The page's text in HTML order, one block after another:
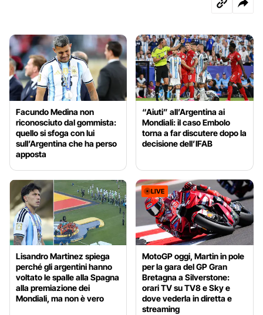
Facundo Medina non
riconosciuto dal gommista:
quello si sfoga con lui
sull’Argentina che ha perso
apposta
“Aiuti” all’Argentina ai
Mondiali: il caso Embolo
torna a far discutere dopo la
decisione dell’IFAB
Lisandro Martinez spiega
perché gli argentini hanno
voltato le spalle alla Spagna
alla premiazione dei
Mondiali, ma non è vero
LIVE
MotoGP oggi, Martin in pole
per la gara del GP Gran
Bretagna a Silverstone:
orari TV su TV8 e Sky e
dove vederla in diretta e
streaming